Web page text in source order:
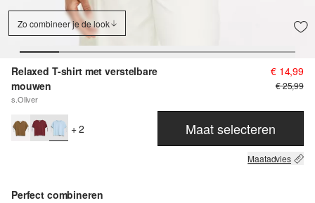
Zo combineer je de look
Relaxed T-shirt met verstelbare
mouwen
s.Oliver
€ 14,99
€ 25,99
+ 2 Maat selecteren
Maatadvies
Perfect combineren